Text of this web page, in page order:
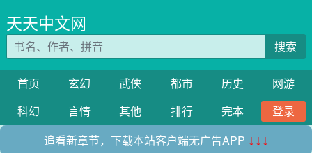
天天中文网
搜索
首页 玄幻 武侠 都市 历史
网游
科幻
言情 其他 排行 完本
登录
追看新章节，下载本站客户端无广告APP ↓↓↓